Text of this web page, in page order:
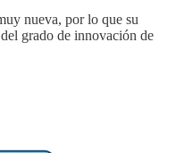
nueva, por lo que su
grado de innovación de